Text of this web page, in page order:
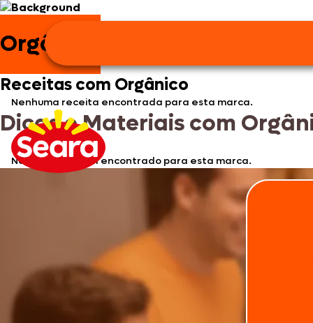
Orgânico
Receitas com Orgânico
Nenhuma receita encontrada para esta marca.
Dicas e Materiais com
Nenhum material encontrado para esta marca.